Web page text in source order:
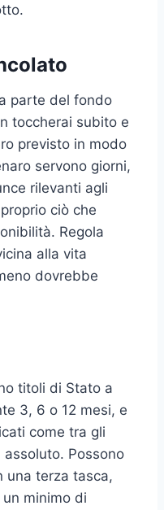
parte del fondo
toccherai subito e
previsto in modo
servono giorni,
rilevanti agli
ciò che
Regola
alla vita
dovrebbe
titoli di Stato a
3, 6 o 12 mesi, e
come tra gli
Possono
una terza tasca,
minimo di